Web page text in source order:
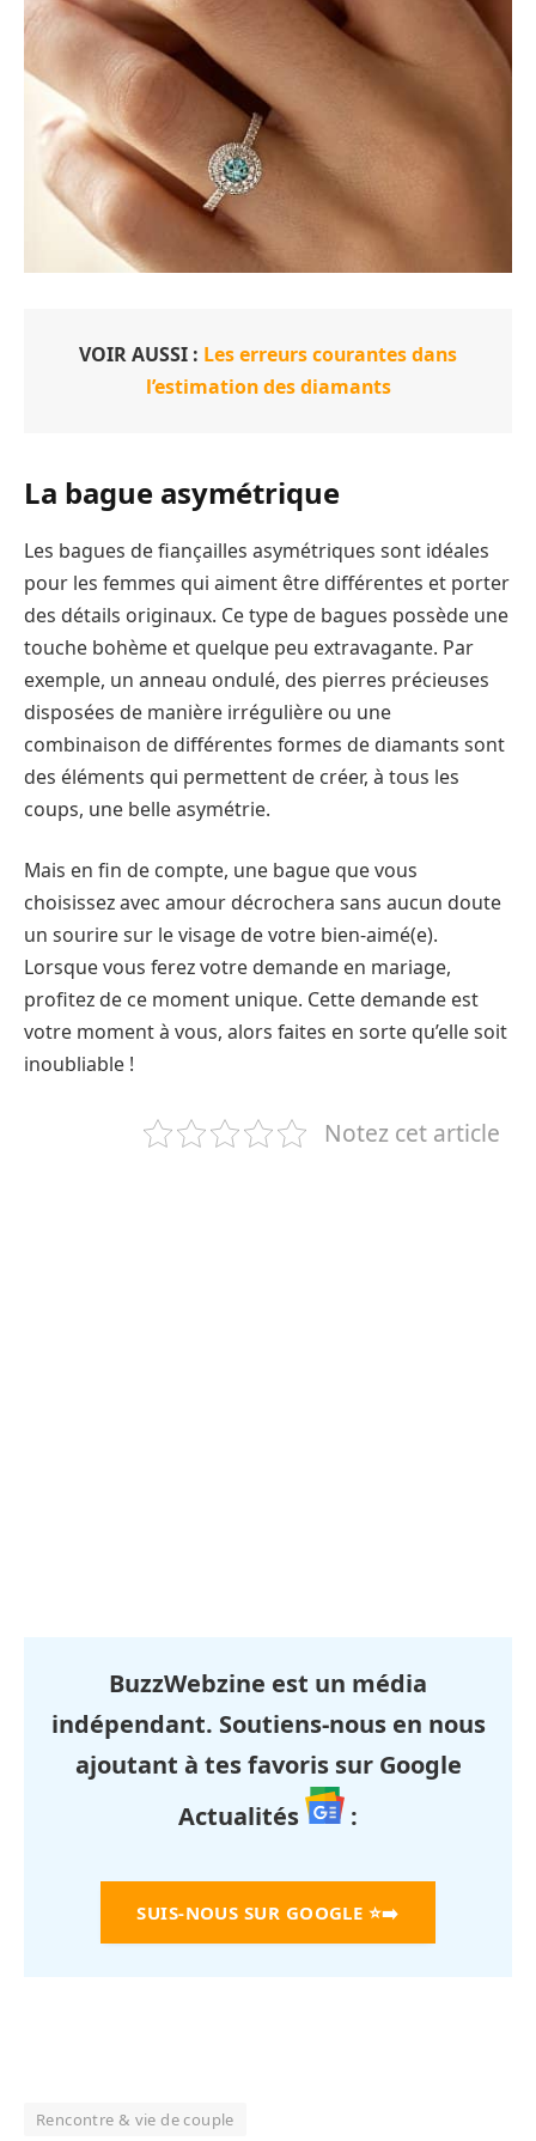
VOIR AUSSI : Les erreurs courantes dans
l’estimation des diamants
La bague asymétrique
Les bagues de fiançailles asymétriques sont idéales
pour les femmes qui aiment être différentes et porter
des détails originaux. Ce type de bagues possède une
touche bohème et quelque peu extravagante. Par
exemple, un anneau ondulé, des pierres précieuses
disposées de manière irrégulière ou une
combinaison de différentes formes de diamants sont
des éléments qui permettent de créer, à tous les
coups, une belle asymétrie.
Mais en fin de compte, une bague que vous
choisissez avec amour décrochera sans aucun doute
un sourire sur le visage de votre bien-aimé(e).
Lorsque vous ferez votre demande en mariage,
profitez de ce moment unique. Cette demande est
votre moment à vous, alors faites en sorte qu’elle soit
inoubliable !
Notez cet article
BuzzWebzine est un média
indépendant. Soutiens-nous en nous
ajoutant à tes favoris sur Google
Actualités
:
SUIS-NOUS SUR GOOGLE ⭐➡️
Rencontre & vie de couple